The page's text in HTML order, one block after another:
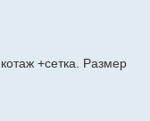
+сетка. Размер